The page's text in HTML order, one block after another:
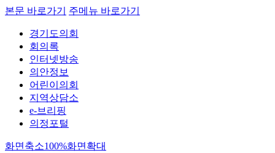
본문 바로가기 주메뉴 바로가기
경기도의회
회의록
인터넷방송
의안정보
어린이의회
지역상담소
e-브리핑
의정포털
화면축소100%화면확대